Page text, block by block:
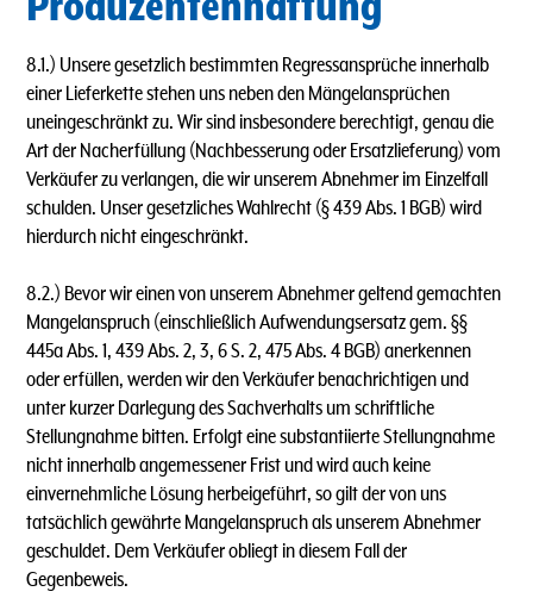
8.1.) Unsere gesetzlich bestimmten Regressansprüche innerhalb
einer Lieferkette stehen uns neben den Mängelansprüchen
uneingeschränkt zu. Wir sind insbesondere berechtigt, genau die
Art der Nacherfüllung (Nachbesserung oder Ersatzlieferung) vom
Verkäufer zu verlangen, die wir unserem Abnehmer im Einzelfall
schulden. Unser gesetzliches Wahlrecht (§ 439 Abs. 1 BGB) wird
hierdurch nicht eingeschränkt.
8.2.) Bevor wir einen von unserem Abnehmer geltend gemachten
Mangelanspruch (einschließlich Aufwendungsersatz gem. §§
445a Abs. 1, 439 Abs. 2, 3, 6 S. 2, 475 Abs. 4 BGB) anerkennen
oder erfüllen, werden wir den Verkäufer benachrichtigen und
unter kurzer Darlegung des Sachverhalts um schriftliche
Stellungnahme bitten. Erfolgt eine substantiierte Stellungnahme
nicht innerhalb angemessener Frist und wird auch keine
einvernehmliche Lösung herbeigeführt, so gilt der von uns
tatsächlich gewährte Mangelanspruch als unserem Abnehmer
geschuldet. Dem Verkäufer obliegt in diesem Fall der
Gegenbeweis.